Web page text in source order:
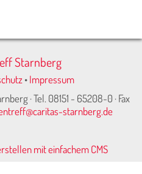
Starnberg
•Impressum
· Tel. 08151 - 65208-0 · Fax
starnberg.de
mit einfachem CMS